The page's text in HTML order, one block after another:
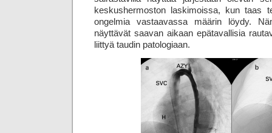
keskushermoston laskimoissa, kun taas
ongelmia vastaavassa määrin löydy.
näyttävät saavan aikaan epätavallisia
liittyä taudin patologiaan.